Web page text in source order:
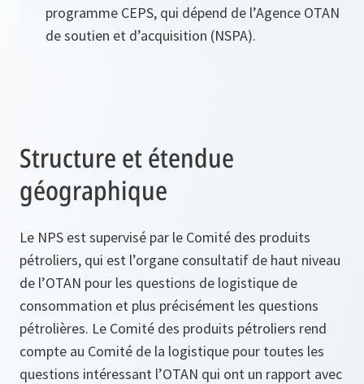
programme CEPS, qui dépend de l’Agence OTAN
de soutien et d’acquisition (NSPA).
Structure et étendue
géographique
Le NPS est supervisé par le Comité des produits
pétroliers, qui est l’organe consultatif de haut niveau
de l’OTAN pour les questions de logistique de
consommation et plus précisément les questions
pétrolières. Le Comité des produits pétroliers rend
compte au Comité de la logistique pour toutes les
questions intéressant l’OTAN qui ont un rapport avec